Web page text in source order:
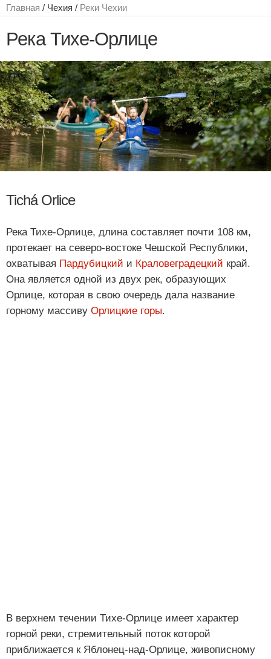
Главная / Чехия / Реки Чехии
Река Тихе-Орлице
Tichá Orlice
Река Тихе-Орлице, длина составляет почти 108 км,
протекает на северо-востоке Чешской Республики,
охватывая Пардубицкий и Краловеградецкий край.
Она является одной из двух рек, образующих
Орлице, которая в свою очередь дала название
горному массиву Орлицкие горы.
В верхнем течении Тихе-Орлице имеет характер
горной реки, стремительный поток которой
приближается к Яблонец-над-Орлице, живописному